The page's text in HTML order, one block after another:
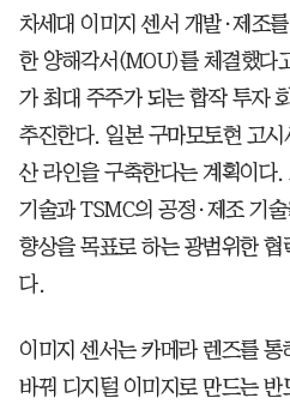
차세대 이미지 센서 개발·제조
한 양해각서(MOU)를 체결했다
가 최대 주주가 되는 합작 투자
추진한다. 일본 구마모토현 고
산 라인을 구축한다는 계획이다
기술과 TSMC의 공정·제조 기
향상을 목표로 하는 광범위한
다.
이미지 센서는 카메라 렌즈를
바꿔 디지털 이미지로 만드는